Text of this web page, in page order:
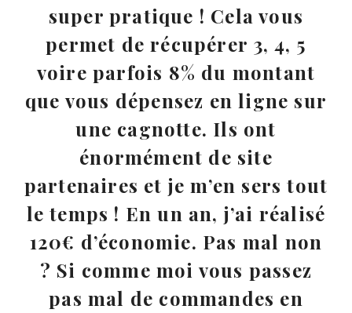
super pratique ! Cela vous
permet de récupérer 3, 4, 5
voire parfois 8% du montant
que vous dépensez en ligne sur
une cagnotte. Ils ont
énormément de site
partenaires et je m’en sers tout
le temps ! En un an, j’ai réalisé
120€ d’économie. Pas mal non
? Si comme moi vous passez
pas mal de commandes en